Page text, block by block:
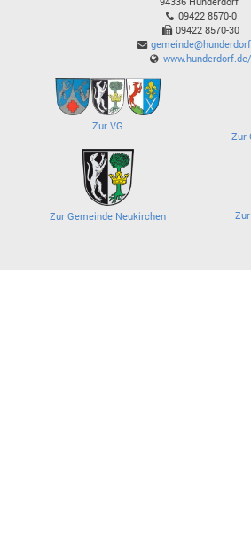
09422 8570-0
09422 8570-30
www.hunderdorf.de/
Zur VG
Zur
Zur Gemeinde Neukirchen